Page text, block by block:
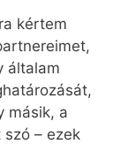
kértem
általam
másik, a
– ezek